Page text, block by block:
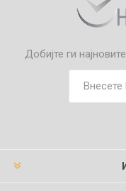
Добијте ги